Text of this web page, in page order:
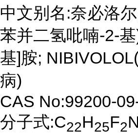
中文别名:奈必洛
苯并二氢吡喃-2-
基]胺;
病)
CAS No:99200-
分子式:C22H25F2